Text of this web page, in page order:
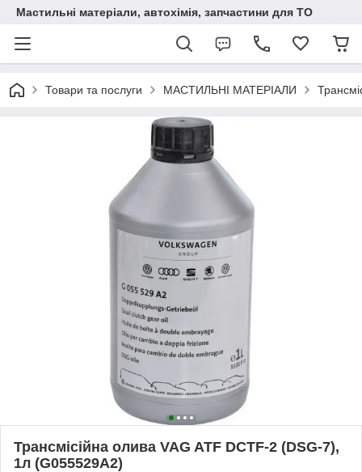
Мастильні матеріали, автохімія, запчастини для ТО
Товари та послуги МАСТИЛЬНІ МАТЕРІАЛИ
Трансмісійна олива VAG ATF DCTF-2 (DSG-7),
1л (G055529A2)